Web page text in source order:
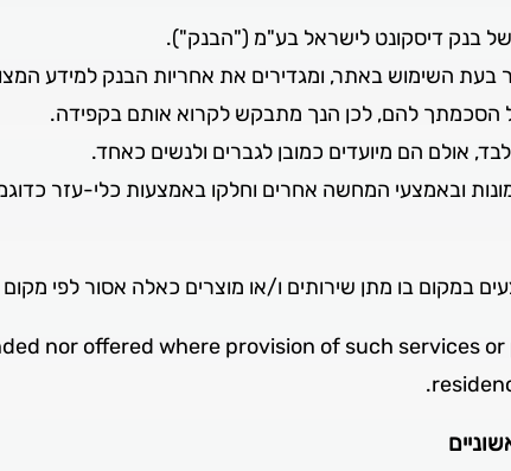
בנק דיסקונט לישראל בע"מ ("הבנק").
השימוש באתר, ומגדירים את אחריות הבנק למידע
הסכמתך להם, לכן הנך מתבקש לקרוא אותם בקפידה.
אולם הם מיועדים כמובן לגברים ולנשים כאחד.
ובאמצעי המחשה אחרים וחלקו באמצעות כלי-עזר
במקום בו מתן שירותים ו/או מוצרים כאלה אסור לפי
nor offered where provision of such services